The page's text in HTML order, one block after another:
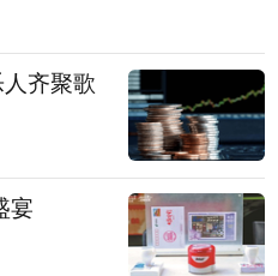
齐聚歌
宴